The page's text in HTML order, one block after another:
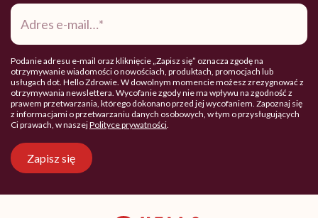
Adres
mail*
Podanie adresu e-mail oraz kliknięcie „Zapisz się” oznacza zgodę na
otrzymywanie wiadomości o nowościach, produktach, promocjach lub
usługach dot. Hello Zdrowie. W dowolnym momencie możesz zrezygnować z
otrzymywania newslettera. Wycofanie zgody nie ma wpływu na zgodność z
prawem przetwarzania, którego dokonano przed jej wycofaniem. Zapoznaj się
z informacjami o przetwarzaniu danych osobowych, w tym o przysługujących
Ci prawach, w naszejPolityce prywatności.
Zapisz się